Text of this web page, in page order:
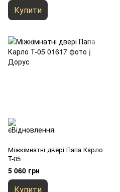
Купити
Міжкімнатні двері Папа Карло
T-05
5 060 грн
Купити